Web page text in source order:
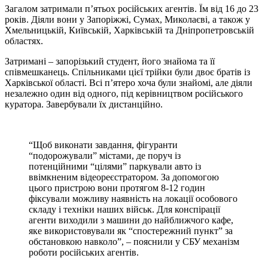
Загалом затримали п’ятьох російських агентів. Їм від 16 до 23
років. Діяли вони у Запоріжжі, Сумах, Миколаєві, а також у
Хмельницькій, Київській, Харківській та Дніпропетровській
областях.
Затримані – запорізький студент, його знайома та її
співмешканець. Спільниками цієї трійки були двоє братів із
Харківської області. Всі п’ятеро хоча були знайомі, але діяли
незалежно один від одного, під керівництвом російського
куратора. Завербували їх дистанційно.
“Щоб виконати завдання, фігуранти
“подорожували” містами, де поруч із
потенційними “цілями” паркували авто із
ввімкненим відеореєстратором. За допомогою
цього пристрою вони протягом 8-12 годин
фіксували можливу наявність на локації особового
складу і техніки наших військ. Для конспірації
агенти виходили з машини до найближчого кафе,
яке використовували як “спостережний пункт” за
обстановкою навколо”, – пояснили у СБУ механізм
роботи російських агентів.